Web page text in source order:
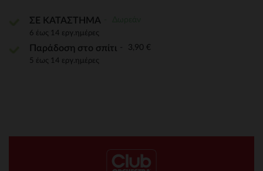
ΣΕ ΚΑΤΑΣΤΗΜΑ
6 έως 14 εργ.ημέρες
Παράδοση στο σπίτι 3,90 €
5 έως 14 εργ.ημέρες